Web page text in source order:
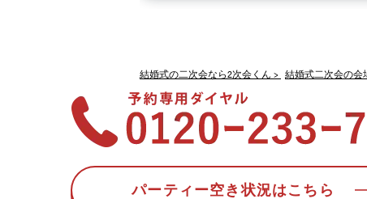
結婚式の二次会なら2次会くん 結婚式二次会の会
パーティー空き状況はこちら